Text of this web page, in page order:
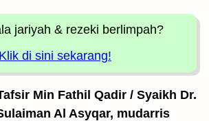
jariyah & rezeki berlimpah?
Klik di sini sekarang!
Min Fathil Qadir / Syaikh Dr.
Al Asyqar, mudarris